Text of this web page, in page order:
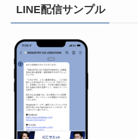
LINE配信サンプル